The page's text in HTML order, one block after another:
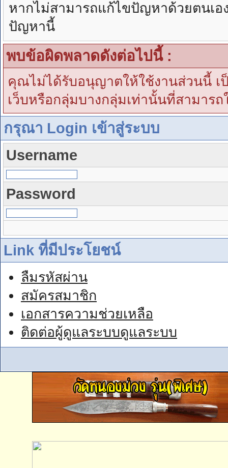
หากไม่สามารถแก้ไขปัญหาด้วยตนเ
ปัญหานี้
พบข้อผิดพลาดดังต่อไปนี้ :
คุณไม่ได้รับอนุญาตให้ใช้งานส่วนนี้ เ
เว็บหรือกลุ่มบางกลุ่มเท่านั้นที่สามารถ
กรุณา Login เข้าสู่ระบบ
Username
Password
Link ที่มีประโยชน์
ลืมรหัสผ่าน
สมัครสมาชิก
เอกสารความช่วยเหลือ
ติดต่อผู้ดูแลระบบดูแลระบบ